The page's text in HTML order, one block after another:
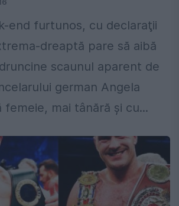
end furtunos, cu declaraţii
dreaptă pare să aibă
scaunul aparent de
german Angela
femeie, mai tânără şi cu...